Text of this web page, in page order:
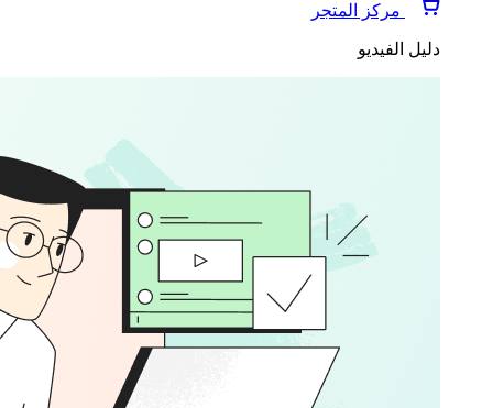
مركز المتجر
دليل الفيديو